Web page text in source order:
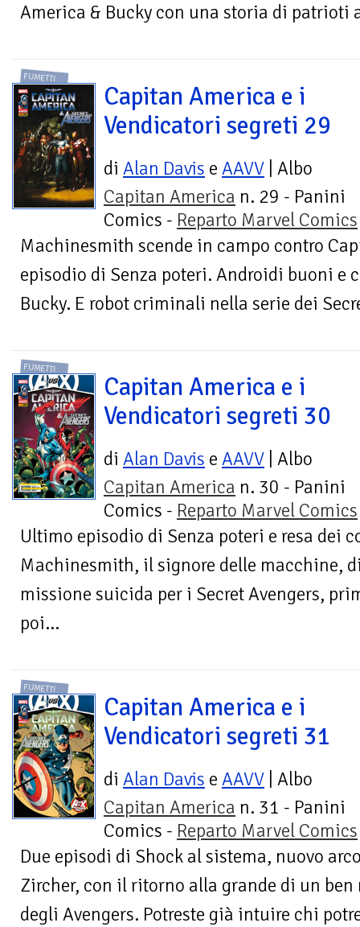
America & Bucky con una storia di
FUMETTI
Capitan America e i
Vendicatori segreti 29
di Alan Davis e AAVV | Albo
Capitan America n. 29 - Panini
Comics - Reparto Marvel Comics
Machinesmith scende in campo contro
episodio di Senza poteri. Androidi buoni e
Bucky. E robot criminali nella serie dei
FUMETTI
Capitan America e i
Vendicatori segreti 30
di Alan Davis e AAVV | Albo
Capitan America n. 30 - Panini
Comics - Reparto Marvel Comics
Ultimo episodio di Senza poteri e resa dei
Machinesmith, il signore delle macchine,
missione suicida per i Secret Avengers,
poi...
FUMETTI
Capitan America e i
Vendicatori segreti 31
di Alan Davis e AAVV | Albo
Capitan America n. 31 - Panini
Comics - Reparto Marvel Comics
Due episodi di Shock al sistema, nuovo
Zircher, con il ritorno alla grande di un
degli Avengers. Potreste già intuire chi